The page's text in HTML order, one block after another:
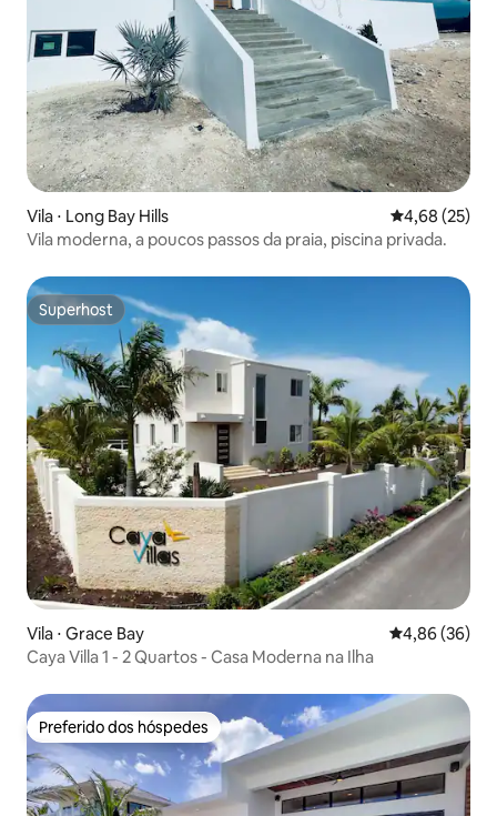
Vila ⋅ Long Bay Hills 4,68 de uma
4,68 (25)
Vila moderna, a poucos passos da praia, piscina privada.
Superhost
Superhost
Vila ⋅ Grace Bay 4,86 de uma
4,86 (36)
Caya Villa 1 - 2 Quartos - Casa Moderna na Ilha
Preferido dos hóspedes
Preferido dos hóspedes